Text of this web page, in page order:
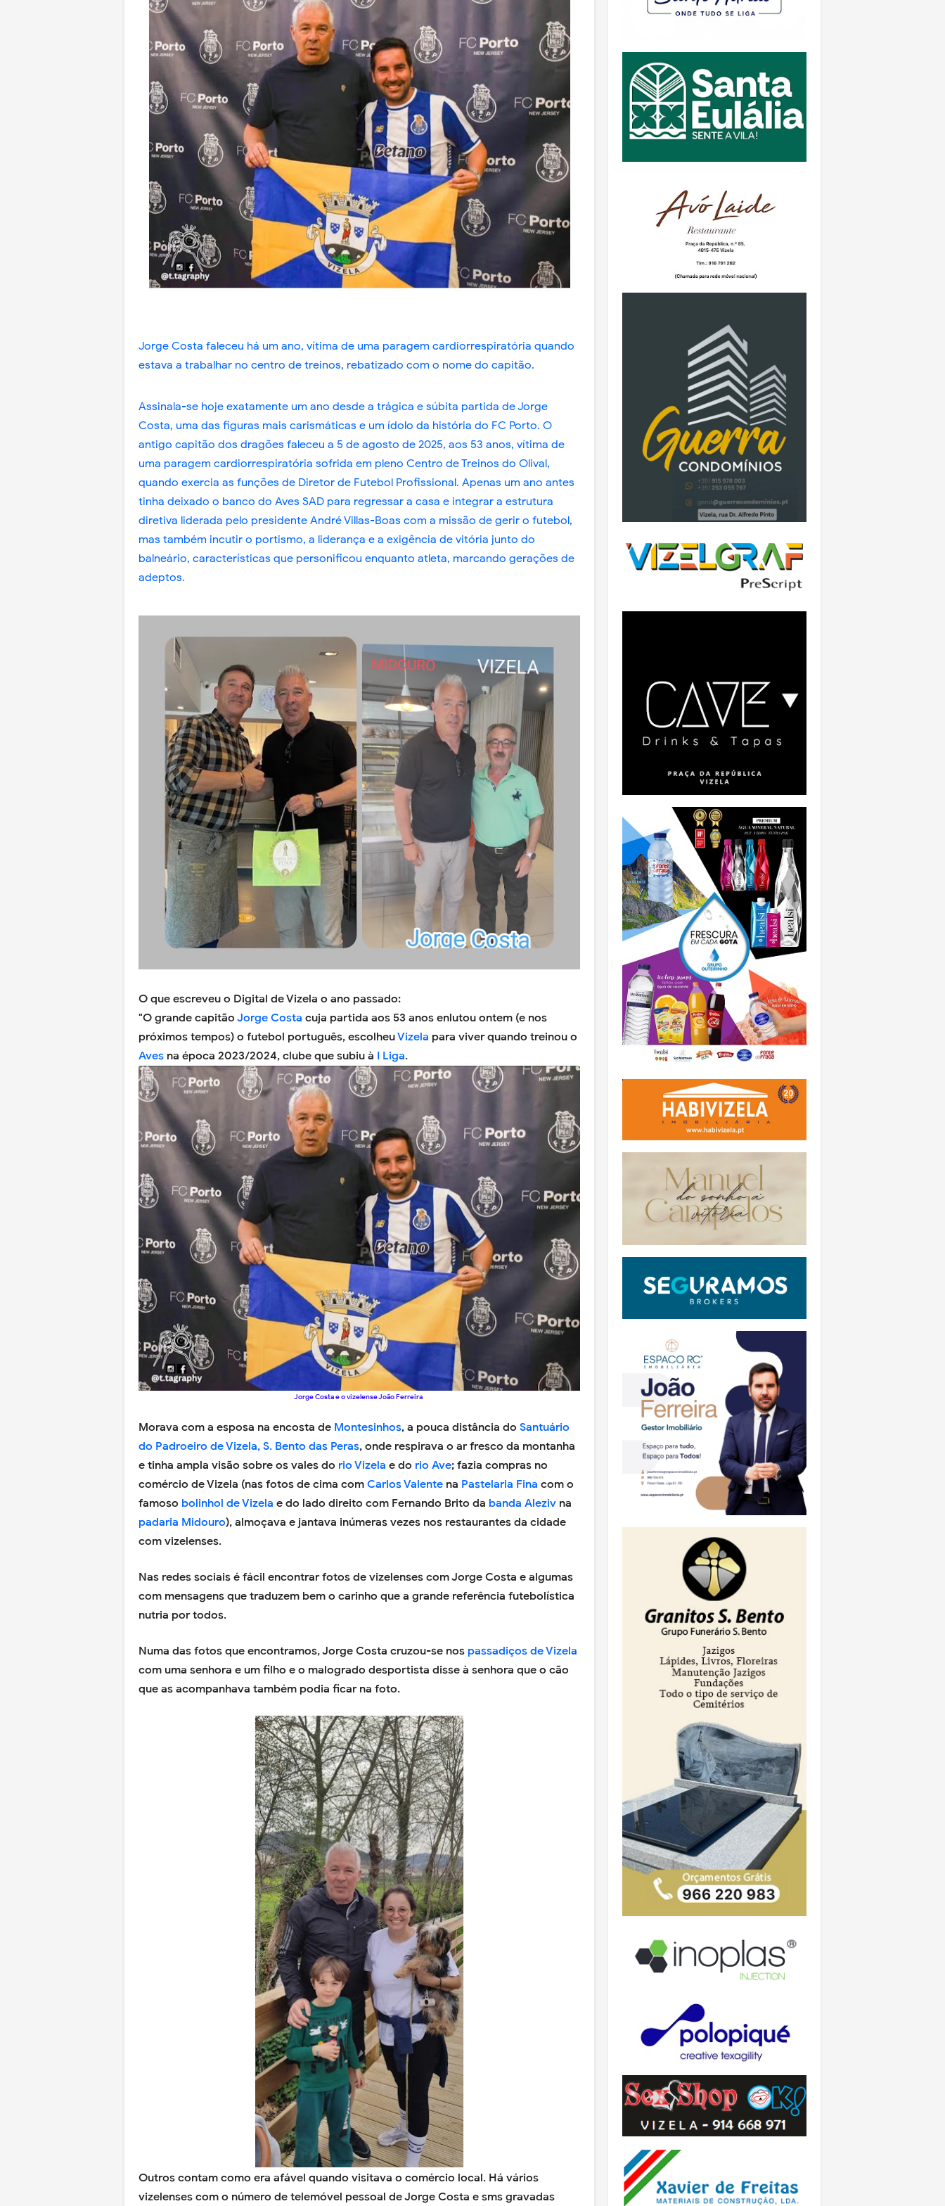
Jorge Costa faleceu há um ano, vítima de uma paragem cardiorrespiratória quando
estava a trabalhar no centro de treinos, rebatizado com o nome do capitão.
Assinala-se hoje exatamente um ano desde a trágica e súbita partida de Jorge
Costa, uma das figuras mais carismáticas e um ídolo da história do FC Porto. O
antigo capitão dos dragões faleceu a 5 de agosto de 2025, aos 53 anos, vítima de
uma paragem cardiorrespiratória sofrida em pleno Centro de Treinos do Olival,
quando exercia as funções de Diretor de Futebol Profissional. Apenas um ano antes
tinha deixado o banco do Aves SAD para regressar a casa e integrar a estrutura
diretiva liderada pelo presidente André Villas-Boas com a missão de gerir o futebol,
mas também incutir o portismo, a liderança e a exigência de vitória junto do
balneário, características que personificou enquanto atleta, marcando gerações de
adeptos.
O que escreveu o Digital de Vizela o ano passado:
"O grande capitão Jorge Costa cuja partida aos 53 anos enlutou ontem (e nos
próximos tempos) o futebol português, escolheuVizela para viver quando treinou o
Aves na época 2023/2024, clube que subiu à I Liga.
Jorge Costa e o vizelense João Ferreira
Morava com a esposa na encosta de Montesinhos, a pouca distância do Santuário
do Padroeiro de Vizela, S. Bento das Peras, onde respirava o ar fresco da montanha
e tinha ampla visão sobre os vales do rio Vizela e do rio Ave; fazia compras no
comércio de Vizela (nas fotos de cima com Carlos Valente na Pastelaria Fina com o
famoso bolinhol de Vizela e do lado direito com Fernando Brito da banda Aleziv na
padaria Midouro), almoçava e jantava inúmeras vezes nos restaurantes da cidade
com vizelenses.
Nas redes sociais é fácil encontrar fotos de vizelenses com Jorge Costa e algumas
com mensagens que traduzem bem o carinho que a grande referência futebolística
nutria por todos.
Numa das fotos que encontramos, Jorge Costa cruzou-se nos passadiços de Vizela
com uma senhora e um filho e o malogrado desportista disse à senhora que o cão
que as acompanhava também podia ficar na foto.
Outros contam como era afável quando visitava o comércio local. Há vários
vizelenses com o número de telemóvel pessoal de Jorge Costa e sms gravadas